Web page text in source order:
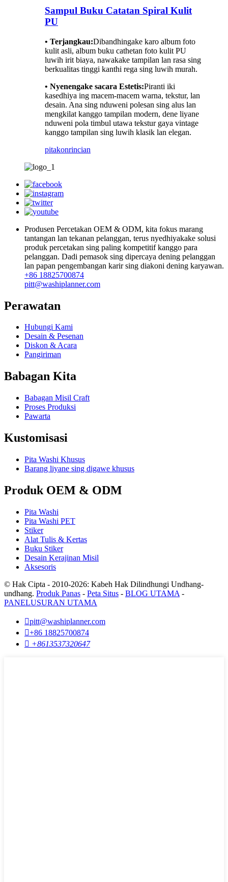
Sampul Buku Catatan Spiral Kulit
PU
• Terjangkau:Dibandhingake karo album foto
kulit asli, album buku cathetan foto kulit PU
luwih irit biaya, nawakake tampilan lan rasa sing
berkualitas tinggi kanthi rega sing luwih murah.
• Nyenengake sacara Estetis:Piranti iki
kasedhiya ing macem-macem warna, tekstur, lan
desain. Ana sing nduweni polesan sing alus lan
mengkilat kanggo tampilan modern, dene liyane
nduweni pola timbul utawa tekstur gaya vintage
kanggo tampilan sing luwih klasik lan elegan.
pitakonrincian
Produsen Percetakan OEM & ODM, kita fokus marang
tantangan lan tekanan pelanggan, terus nyedhiyakake solusi
produk percetakan sing paling kompetitif kanggo para
pelanggan. Dadi pemasok sing dipercaya dening pelanggan
lan papan pengembangan karir sing diakoni dening karyawan.
+86 18825700874
pitt@washiplanner.com
Perawatan
Hubungi Kami
Desain & Pesenan
Diskon & Acara
Pangiriman
Babagan Kita
Babagan Misil Craft
Proses Produksi
Pawarta
Kustomisasi
Pita Washi Khusus
Barang liyane sing digawe khusus
Produk OEM & ODM
Pita Washi
Pita Washi PET
Stiker
Alat Tulis & Kertas
Buku Stiker
Desain Kerajinan Misil
Aksesoris
© Hak Cipta - 2010-2026: Kabeh Hak Dilindhungi Undhang-
undhang. Produk Panas - Peta Situs - BLOG UTAMA -
PANELUSURAN UTAMA
pitt@washiplanner.com
+86 18825700874
 +8613537320647